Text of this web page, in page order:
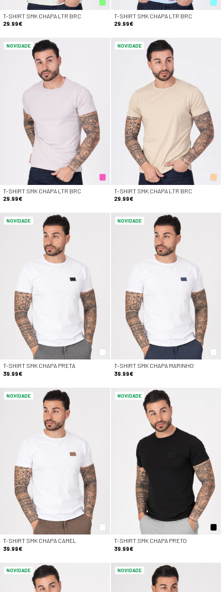
T-SHIRT SMK CHAPA LTR BRC
29.99€
T-SHIRT SMK CHAPA LTR BRC
29.99€
NOVIDADE
T-SHIRT SMK CHAPA LTR BRC
29.99€
NOVIDADE
T-SHIRT SMK CHAPA LTR BRC
29.99€
NOVIDADE
T-SHIRT SMK CHAPA PRETA
39.99€
NOVIDADE
T-SHIRT SMK CHAPA MARINHO
39.99€
NOVIDADE
T-SHIRT SMK CHAPA CAMEL
39.99€
NOVIDADE
T-SHIRT SMK CHAPA PRETO
39.99€
NOVIDADE NOVIDADE